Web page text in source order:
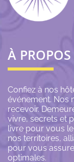
À PROPOS
Confiez à nos
événement. Nos
recevoir.
vivre, secrets et
livre pour vous
nos territoires,
pour vous
optimales.